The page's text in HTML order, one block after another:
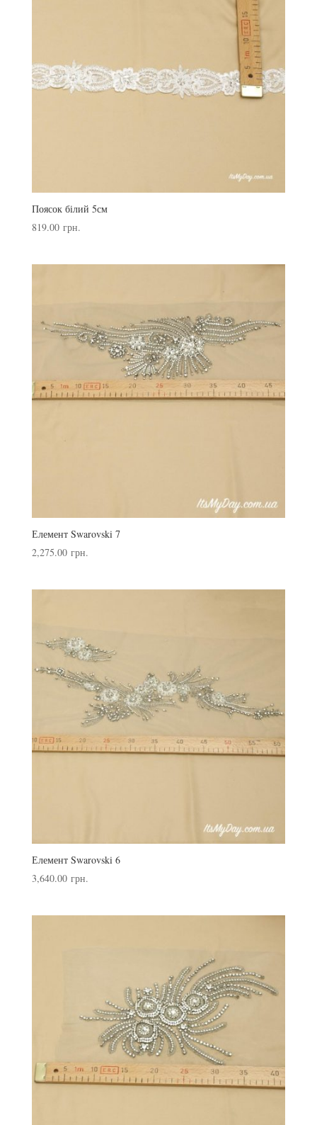
Поясок білий 5см
819.00 грн.
Елемент Swarovski 7
2,275.00 грн.
Елемент Swarovski 6
3,640.00 грн.